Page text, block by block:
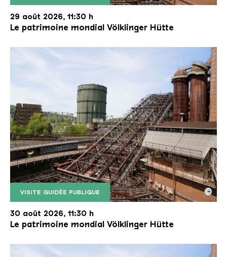
Le monte-charge incliné de la Völklinger Hütte
Copyright: Weltkulturerbe Völklinger Hütte | Karl
29 août 2026, 11:30 h
Le patrimoine mondial Völklinger Hütte
VISITE GUIDÉE PUBLIQUE
Le monte-charge incliné de la Völklinger Hütte
Copyright: Weltkulturerbe Völklinger Hütte | Karl
©
30 août 2026, 11:30 h
Le patrimoine mondial Völklinger Hütte